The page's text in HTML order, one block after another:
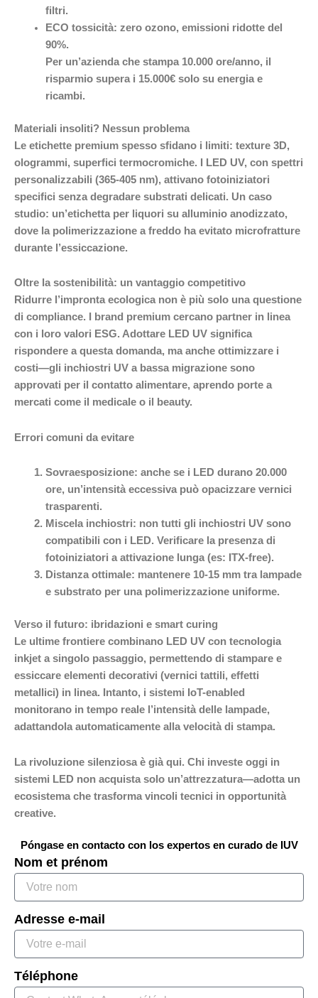
filtri.
ECO tossicità: zero ozono, emissioni ridotte del
90%.
Per un’azienda che stampa 10.000 ore/anno, il
risparmio supera i 15.000€ solo su energia e
ricambi.
Materiali insoliti? Nessun problema
Le etichette premium spesso sfidano i limiti: texture 3D,
ologrammi, superfici termocromiche. I LED UV, con spettri
personalizzabili (365-405 nm), attivano fotoiniziatori
specifici senza degradare substrati delicati. Un caso
studio: un’etichetta per liquori su alluminio anodizzato,
dove la polimerizzazione a freddo ha evitato microfratture
durante l’essiccazione.
Oltre la sostenibilità: un vantaggio competitivo
Ridurre l’impronta ecologica non è più solo una questione
di compliance. I brand premium cercano partner in linea
con i loro valori ESG. Adottare LED UV significa
rispondere a questa domanda, ma anche ottimizzare i
costi—gli inchiostri UV a bassa migrazione sono
approvati per il contatto alimentare, aprendo porte a
mercati come il medicale o il beauty.
Errori comuni da evitare
Sovraesposizione: anche se i LED durano 20.000
ore, un’intensità eccessiva può opacizzare vernici
trasparenti.
Miscela inchiostri: non tutti gli inchiostri UV sono
compatibili con i LED. Verificare la presenza di
fotoiniziatori a attivazione lunga (es: ITX-free).
Distanza ottimale: mantenere 10-15 mm tra lampade
e substrato per una polimerizzazione uniforme.
Verso il futuro: ibridazioni e smart curing
Le ultime frontiere combinano LED UV con tecnologia
inkjet a singolo passaggio, permettendo di stampare e
essiccare elementi decorativi (vernici tattili, effetti
metallici) in linea. Intanto, i sistemi IoT-enabled
monitorano in tempo reale l’intensità delle lampade,
adattandola automaticamente alla velocità di stampa.
La rivoluzione silenziosa è già qui. Chi investe oggi in
sistemi LED non acquista solo un’attrezzatura—adotta un
ecosistema che trasforma vincoli tecnici in opportunità
creative.
Póngase en contacto con los expertos en curado de IUV
Nom et prénom
Adresse e-mail
Téléphone